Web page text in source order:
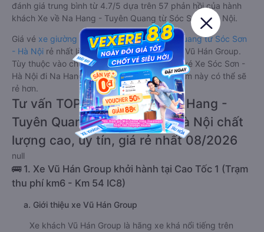
đánh giá trung bình từ 4.7/5 dựa trên 57 phản hồi của hành
khách Xe về Na Hang - Tuyên Quang từ Sóc Sơn - Hà Nội.
Giá vé xe giường nằm đi Na Hang - Tuyên Quang từ Sóc Sơn
- Hà Nội rẻ nhất là 190000VND của hãng xe Vũ Hán Group.
Tùy thuộc vào chương trình khuyến mãi, giá vé Xe Sóc Sơn -
Hà Nội đi Na Hang - Tuyên Quang giường nằm này có thể sẽ
rẻ hơn.
Tư vấn TOP 1 xe khách đi Na Hang -
Tuyên Quang từ Sóc Sơn - Hà Nội chất
lượng cao, uy tín, giá rẻ nhất 08/2026
null
🚌 1. Xe Vũ Hán Group khởi hành tại Cao Tốc 1 (Trạm
thu phí km6 - Km 54 IC8)
a. Giới thiệu xe Vũ Hán Group
Xe khách Vũ Hán Group là hãng xe khá nổi tiếng trên